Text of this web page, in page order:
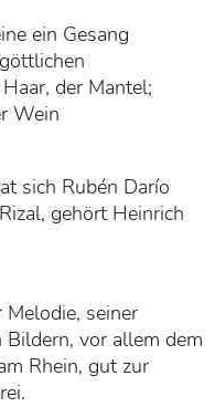
ein Gesang
der Mantel;
Wein
sich Rubén Darío
gehört Heinrich
seiner
vor allem dem
Rhein, gut zur